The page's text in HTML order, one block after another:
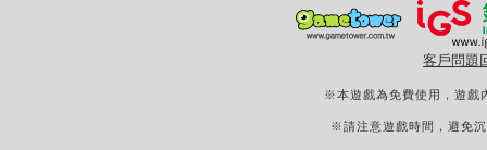
客戶問題
※本遊戲為免費使用，遊戲
※請注意遊戲時間，避免